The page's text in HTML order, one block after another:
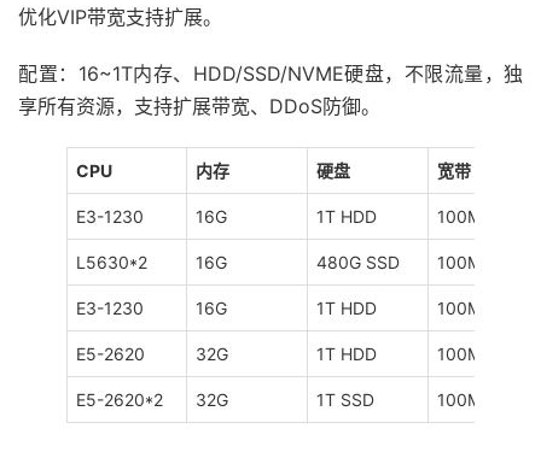
优化VIP带宽支持扩展。
配置：16~1T内存、HDD/SSD/NVME硬盘，不限流量，独
享所有资源，支持扩展带宽、DDoS防御。
CPU 内存 硬盘 宽带
E3-1230 16G 1T HDD 100M
L5630*2 16G 480G SSD 100M
E3-1230 16G 1T HDD 100M
E5-2620 32G 1T HDD 100M
E5-2620*2 32G 1T SSD 100M